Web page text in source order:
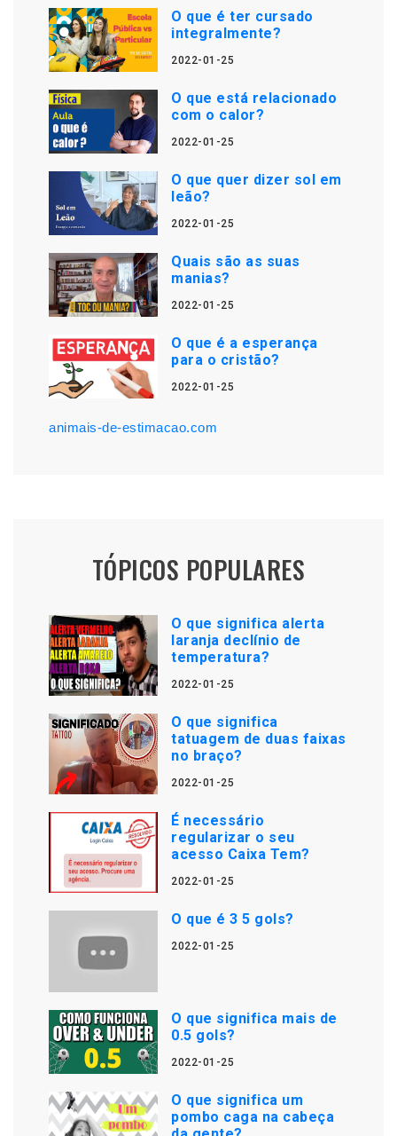
O que é ter cursado
integralmente?
2022-01-25
O que está relacionado
com o calor?
2022-01-25
O que quer dizer sol em
leão?
2022-01-25
Quais são as suas
manias?
2022-01-25
O que é a esperança
para o cristão?
2022-01-25
animais-de-estimacao.com
TÓPICOS POPULARES
O que significa alerta
laranja declínio de
temperatura?
2022-01-25
O que significa
tatuagem de duas faixas
no braço?
2022-01-25
É necessário
regularizar o seu
acesso Caixa Tem?
2022-01-25
O que é 3 5 gols?
2022-01-25
O que significa mais de
0.5 gols?
2022-01-25
O que significa um
pombo caga na cabeça